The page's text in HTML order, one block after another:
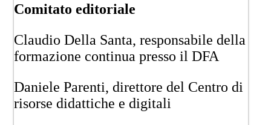
Comitato editoriale
Claudio Della Santa, responsabile della
formazione continua presso il DFA
Daniele Parenti, direttore del Centro di
risorse didattiche e digitali